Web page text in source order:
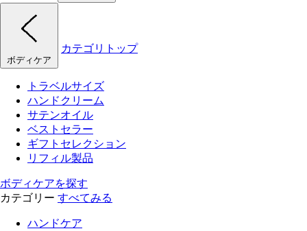
ボディケア
カテゴリトップ
トラベルサイズ
ハンドクリーム
サテンオイル
ベストセラー
ギフトセレクション
リフィル製品
ボディケアを探す
カテゴリー すべてみる
ハンドケア